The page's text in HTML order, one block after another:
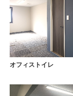
オフィストイレ